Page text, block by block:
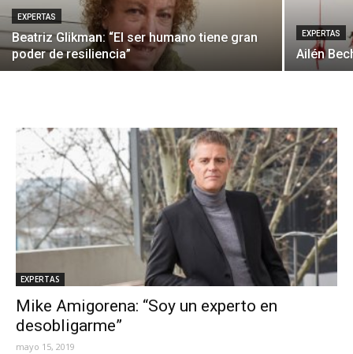
EXPERTAS
Beatriz Glikman: “El ser humano tiene gran
poder de resiliencia”
EXPERTAS
Ailén
EXPERTAS
Mike Amigorena: “Soy un experto en
desobligarme”
mayo 15, 2019